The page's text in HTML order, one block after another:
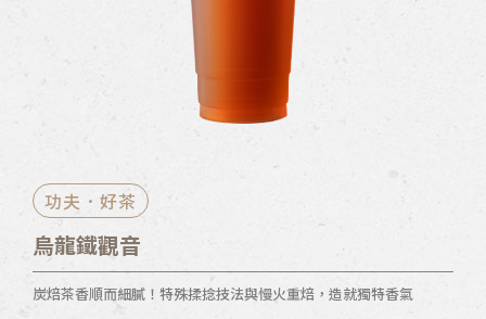
功夫．好茶
烏龍鐵觀音
炭焙茶香順而細膩！特殊揉捻技法與慢火重焙，造就獨特香氣